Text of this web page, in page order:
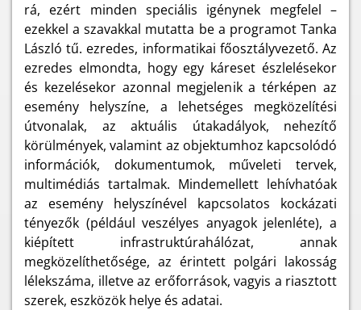
rá, ezért minden speciális igénynek megfelel –
ezekkel a szavakkal mutatta be a programot Tanka
László tű. ezredes, informatikai főosztályvezető. Az
ezredes elmondta, hogy egy káreset észlelésekor
és kezelésekor azonnal megjelenik a térképen az
esemény helyszíne, a lehetséges megközelítési
útvonalak, az aktuális útakadályok, nehezítő
körülmények, valamint az objektumhoz kapcsolódó
információk, dokumentumok, műveleti tervek,
multimédiás tartalmak. Mindemellett lehívhatóak
az esemény helyszínével kapcsolatos kockázati
tényezők (például veszélyes anyagok jelenléte), a
kiépített infrastruktúrahálózat, annak
megközelíthetősége, az érintett polgári lakosság
lélekszáma, illetve az erőforrások, vagyis a riasztott
szerek, eszközök helye és adatai.